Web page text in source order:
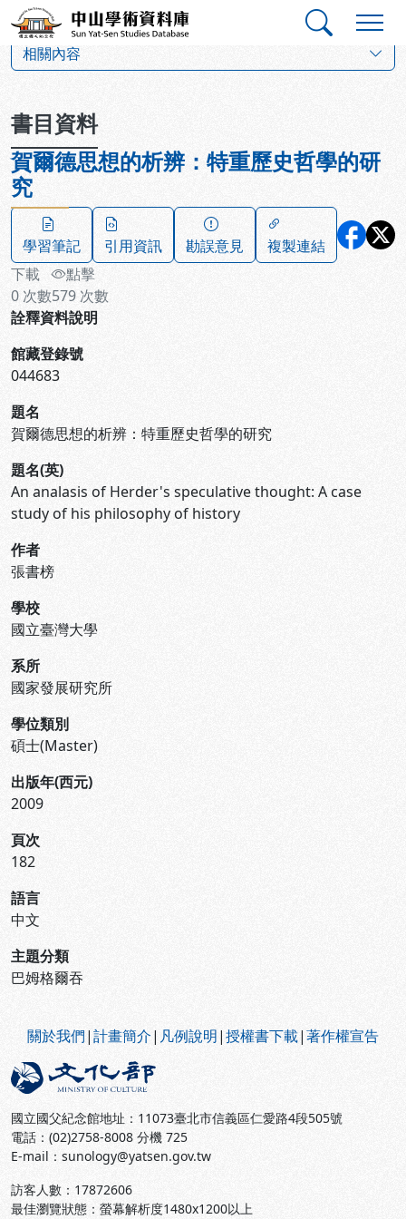
跳到主要內容
中山學術資料庫
相關內容
書目資料
賀爾德思想的析辨：特重歷史哲學的研
究
學習筆記 引用資訊 勘誤意見
複製連結
下載
0 次數
點擊
579 次數
詮釋資料說明
館藏登錄號
044683
題名
賀爾德思想的析辨：特重歷史哲學的研究
題名(英)
An analasis of Herder's speculative thought: A case
study of his philosophy of history
作者
張書榜
學校
國立臺灣大學
系所
國家發展研究所
學位類別
碩士(Master)
出版年(西元)
2009
頁次
182
語言
中文
主題分類
巴姆格爾吞
關於我們|計畫簡介| 凡例說明|授權書下載|著作權宣告
國立國父紀念館地址：11073臺北市信義區仁愛路4段505號
電話：(02)2758-8008 分機 725
E-mail：sunology@yatsen.gov.tw
訪客人數： 17872606
最佳瀏覽狀態：螢幕解析度1480x1200以上